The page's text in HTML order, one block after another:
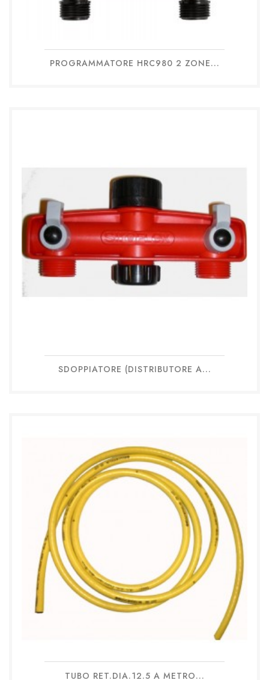
PROGRAMMATORE HRC980 2 ZONE...
SDOPPIATORE (DISTRIBUTORE A...
TUBO RET.DIA.12.5 A METRO...